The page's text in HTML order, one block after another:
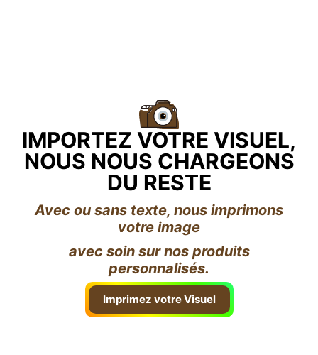
IMPORTEZ VOTRE VISUEL,
NOUS NOUS CHARGEONS
DU RESTE
Avec ou sans texte, nous imprimons
votre image
avec soin sur nos produits
personnalisés.
Imprimez votre Visuel